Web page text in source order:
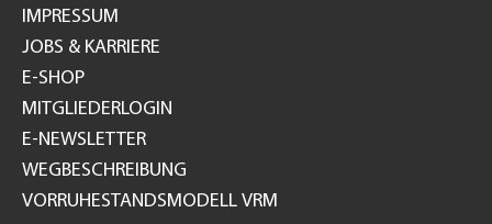
IMPRESSUM
JOBS & KARRIERE
E-SHOP
MITGLIEDERLOGIN
E-NEWSLETTER
WEGBESCHREIBUNG
VORRUHESTANDSMODELL VRM